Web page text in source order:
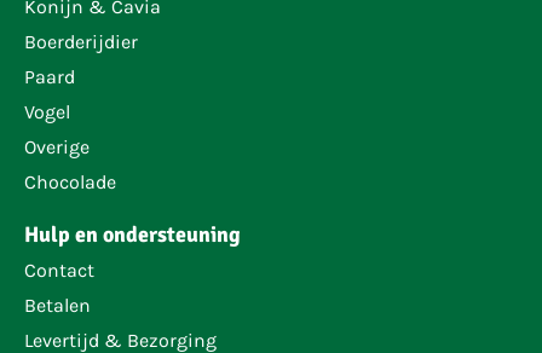
Konijn & Cavia
Boerderijdier
Paard
Vogel
Overige
Chocolade
Hulp en ondersteuning
Contact
Betalen
Levertijd & Bezorging